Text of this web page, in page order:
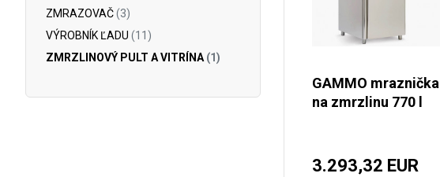
ZMRAZOVAČ(3)
VÝROBNÍK ĽADU (11)
ZMRZLINOVÝ PULT A VITRÍNA (1)
GAMMO mraznička
na zmrzlinu 770 l
3.293,32 EUR